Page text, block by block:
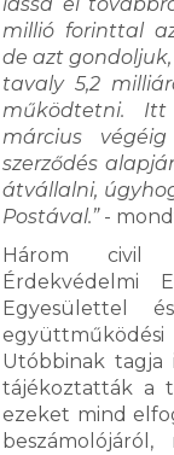
millió forinttal
de azt
tavaly 5,2
működtetni.
március
szerződés
átvállalni,
Postával.”-
Három civil
Érdekvédelmi
Egyesülettel
Utóbbinak tagja
tájékoztatták a
ezeket mind